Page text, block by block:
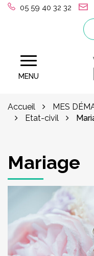
Gestion des traceurs
05 59 40 32 32
MENU Site
Accueil MES
Etat-civil
Mariage